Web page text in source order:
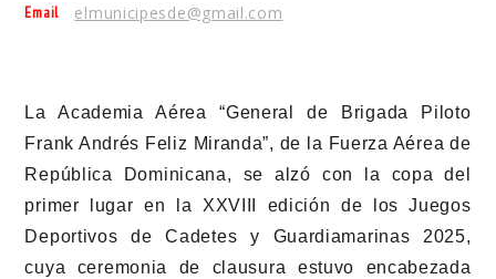
Email elmunicipesde@gmail.com
La Academia Aérea “General de Brigada Piloto
Frank Andrés Feliz Miranda”, de la Fuerza Aérea de
República Dominicana, se alzó con la copa del
primer lugar en la XXVIII edición de los Juegos
Deportivos de Cadetes y Guardiamarinas 2025,
cuya ceremonia de clausura estuvo encabezada